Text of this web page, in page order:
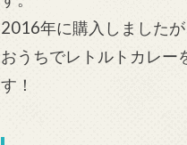
2016年に購入しました
おうちでレトルトカレー
す！